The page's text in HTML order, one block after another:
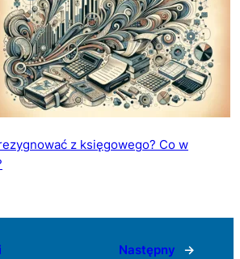
z księgowego? Co w
Następny →